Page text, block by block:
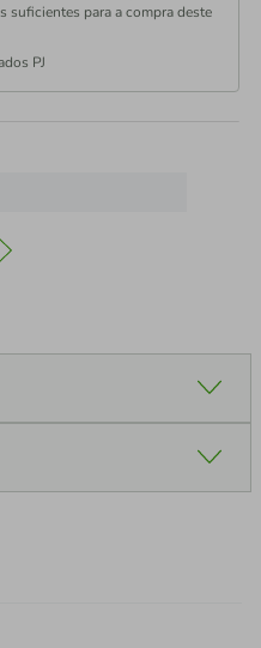
suficientes para a compra deste
PJ